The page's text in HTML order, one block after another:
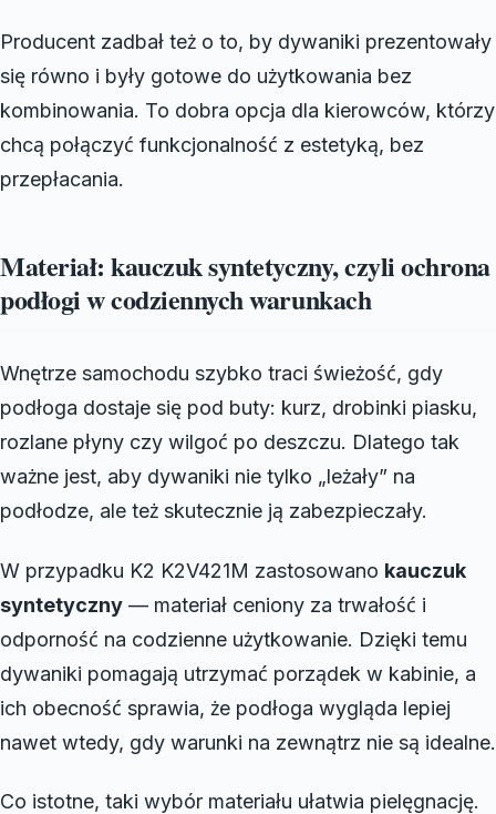
Producent zadbał też o to, by dywaniki prezentowały
się równo i były gotowe do użytkowania bez
kombinowania. To dobra opcja dla kierowców, którzy
chcą połączyć funkcjonalność z estetyką, bez
przepłacania.
Materiał: kauczuk syntetyczny, czyli ochrona
podłogi w codziennych warunkach
Wnętrze samochodu szybko traci świeżość, gdy
podłoga dostaje się pod buty: kurz, drobinki piasku,
rozlane płyny czy wilgoć po deszczu. Dlatego tak
ważne jest, aby dywaniki nie tylko „leżały” na
podłodze, ale też skutecznie ją zabezpieczały.
W przypadku K2 K2V421M zastosowano kauczuk
syntetyczny — materiał ceniony za trwałość i
odporność na codzienne użytkowanie. Dzięki temu
dywaniki pomagają utrzymać porządek w kabinie, a
ich obecność sprawia, że podłoga wygląda lepiej
nawet wtedy, gdy warunki na zewnątrz nie są idealne.
Co istotne, taki wybór materiału ułatwia pielęgnację.